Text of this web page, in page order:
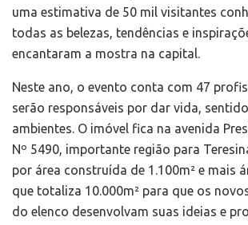
uma estimativa de 50 mil visitantes
todas as belezas, tendências e
encantaram a mostra na capital.
Neste ano, o evento conta com 47
serão responsáveis por dar vida,
ambientes. O imóvel fica na avenida
Nº 5490, importante região para
por área construída de 1.100m² e mais
que totaliza 10.000m² para que os
do elenco desenvolvam suas ideias e